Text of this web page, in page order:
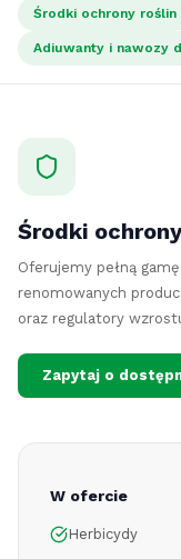
Środki ochrony roślin
Adiuwanty i nawozy
Środki
Oferujemy pełną
renomowanych
oraz regulatory
Zapytaj o
W ofercie
Herbicydy